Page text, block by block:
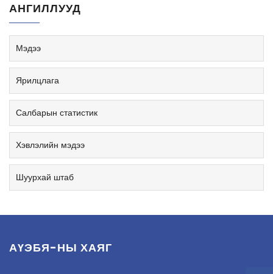
АНГИЛЛУУД
Мэдээ
Ярилцлага
Салбарын статистик
Хэвлэлийн мэдээ
Шуурхай штаб
АҮЭБЯ-НЫ ХАЯГ